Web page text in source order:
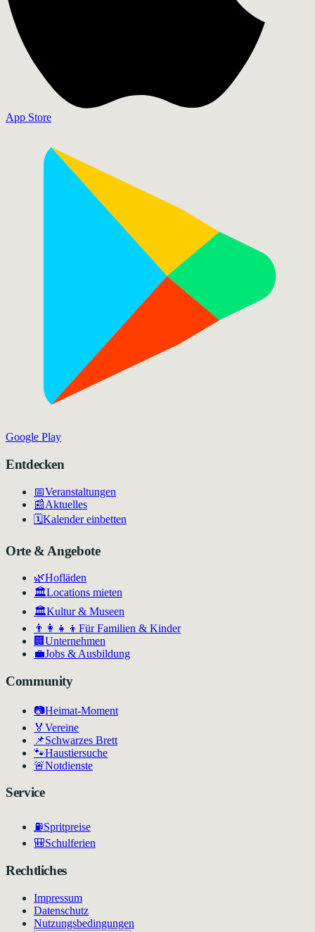
App Store
Google Play
Entdecken
📅Veranstaltungen
📰Aktuelles
🗓️Kalender einbetten
Orte & Angebote
🌿Hofläden
🏛️Locations mieten
🏛Kultur & Museen
👨‍👩‍👧‍👦 Für Familien & Kinder
🏢 Unternehmen
💼Jobs & Ausbildung
Community
📷Heimat-Moment
🏅 Vereine
📌Schwarzes Brett
🐾Haustiersuche
🚨Notdienste
Service
⛽Spritpreise
🎒Schulferien
Rechtliches
Impressum
Datenschutz
Nutzungsbedingungen